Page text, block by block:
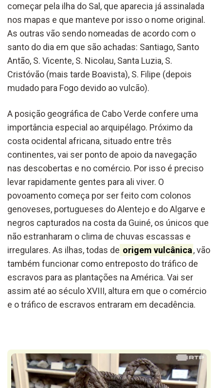
começar pela ilha do Sal, que aparecia já assinalada
nos mapas e que manteve por isso o nome original.
As outras vão sendo nomeadas de acordo com o
santo do dia em que são achadas: Santiago, Santo
Antão, S. Vicente, S. Nicolau, Santa Luzia, S.
Cristóvão (mais tarde Boavista), S. Filipe (depois
mudado para Fogo devido ao vulcão).
A posição geográfica de Cabo Verde confere uma
importância especial ao arquipélago. Próximo da
costa ocidental africana, situado entre três
continentes, vai ser ponto de apoio da navegação
nas descobertas e no comércio. Por isso é preciso
levar rapidamente gentes para ali viver. O
povoamento começa por ser feito com colonos
genoveses, portugueses do Alentejo e do Algarve e
negros capturados na costa da Guiné, os únicos que
não estranharam o clima de chuvas escassas e
irregulares. As ilhas, todas de origem vulcânica, vão
também funcionar como entreposto do tráfico de
escravos para as plantações na América. Vai ser
assim até ao século XVIII, altura em que o comércio
e o tráfico de escravos entraram em decadência.